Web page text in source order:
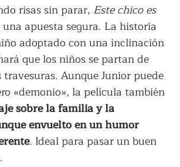
risas sin parar, Este chico es
apuesta segura. La historia
adoptado con una inclinación
que los niños se partan de
Aunque Junior puede
«demonio», la película también
sobre la familia y la
envuelto en un humor
. Ideal para pasar un buen